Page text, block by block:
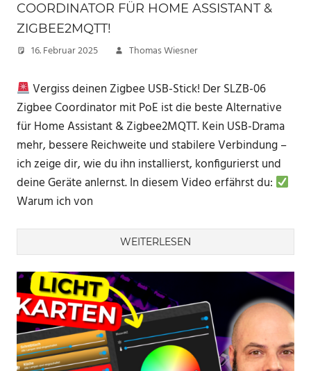
COORDINATOR FÜR HOME ASSISTANT &
ZIGBEE2MQTT!
16. Februar 2025 Thomas Wiesner
Vergiss deinen Zigbee USB-Stick! Der SLZB-06
Zigbee Coordinator mit PoE ist die beste Alternative
für Home Assistant & Zigbee2MQTT. Kein USB-Drama
mehr, bessere Reichweite und stabilere Verbindung –
ich zeige dir, wie du ihn installierst, konfigurierst und
deine Geräte anlernst. In diesem Video erfährst du:
Warum ich von
WEITERLESEN